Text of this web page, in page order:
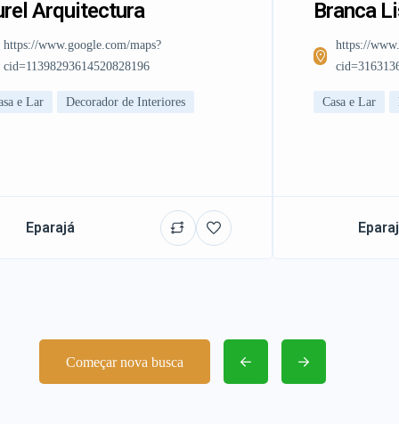
Arquitectura
https://www.google.com/maps?
cid=11398293614520828196
e Lar Decorador de Interiores
Eparajá
Branca
https://
Casa e Lar
Começar nova busca